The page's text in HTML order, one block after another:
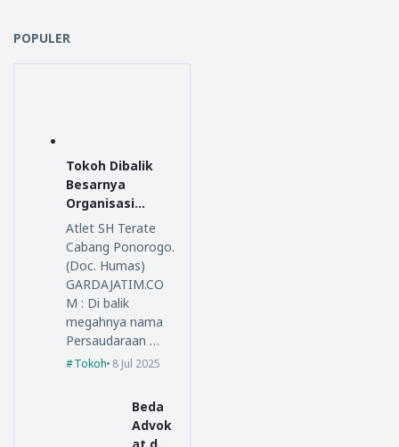
POPULER
Tokoh Dibalik
Besarnya
Organisasi
Persaudaraan
Setia Hati
Terate
Atlet SH Terate
Cabang Ponorogo.
(Doc. Humas)
GARDAJATIM.CO
M : Di balik
megahnya nama
Persaudaraan …
Tokoh 8 Jul 2025
Beda
Advok
at dan